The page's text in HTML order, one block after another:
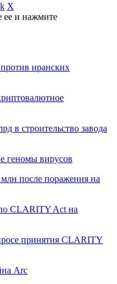
X
ее и нажмите
иранских
в строительство завода
геномы вирусов
после поражения на
CLARITY Act на
принятия CLARITY
Arc